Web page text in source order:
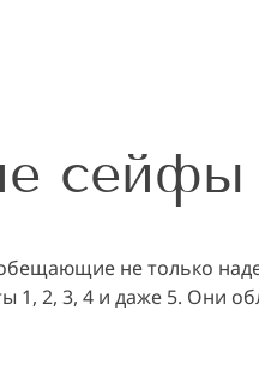
сейфы
не только
2, 3, 4 и даже 5. Они